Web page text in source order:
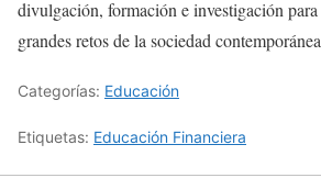
divulgación, formación e investigación
grandes retos de la sociedad
Categorías: Educación
Etiquetas: Educación Financiera